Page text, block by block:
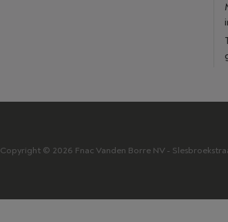
Copyright © 2026 Fnac Vanden Borre NV -